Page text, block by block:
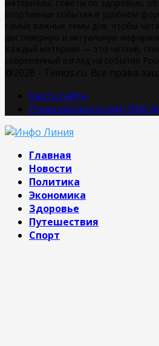
Карта сайта
Правообладателям (DMCA)
Главная
Новости
Политика
Экономика
Здоровье
Путешествия
Спорт